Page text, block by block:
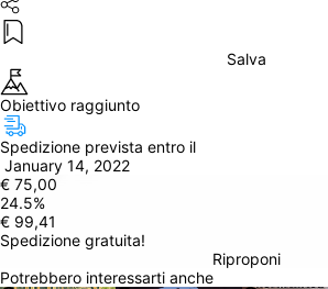
Salva
Obiettivo raggiunto
Spedizione prevista entro il
January 14, 2022
€ 75,00
24.5%
€ 99,41
Spedizione gratuita!
Riproponi
Potrebbero interessarti anche